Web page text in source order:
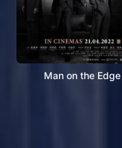
Man on the Edge